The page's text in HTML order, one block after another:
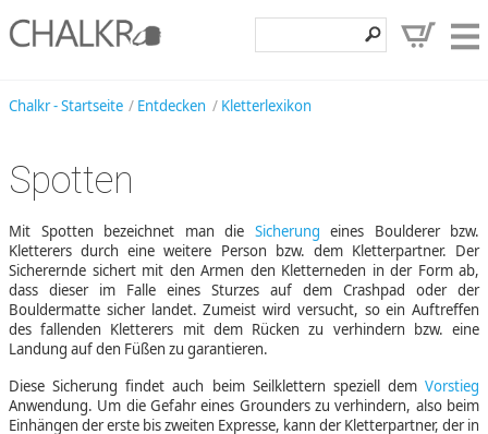
Angebote
Hilfe, Kontakt
Kundenbereich
Chalkr - Startseite Entdecken Kletterlexikon
Spotten
Mit Spotten bezeichnet man die Sicherung eines Boulderer bzw.
Kletterers durch eine weitere Person bzw. dem Kletterpartner. Der
Sicherernde sichert mit den Armen den Kletterneden in der Form ab,
dass dieser im Falle eines Sturzes auf dem Crashpad oder der
Bouldermatte sicher landet. Zumeist wird versucht, so ein Auftreffen
des fallenden Kletterers mit dem Rücken zu verhindern bzw. eine
Landung auf den Füßen zu garantieren.
Diese Sicherung findet auch beim Seilklettern speziell dem Vorstieg
Anwendung. Um die Gefahr eines Grounders zu verhindern, also beim
Einhängen der erste bis zweiten Expresse, kann der Kletterpartner, der in